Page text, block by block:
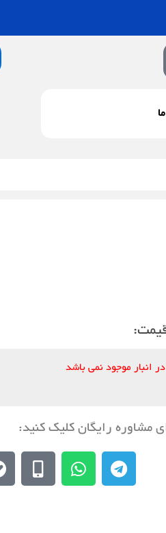
در انبار موجود نمی باشد
مشاوره رایگان کلیک کنید:
T
e
W
h
M
o